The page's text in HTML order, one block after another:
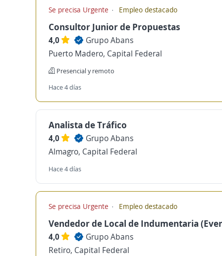
Se precisa Urgente Empleo destacado
Consultor Junior de Propuestas
4,0
Grupo Abans
Puerto Madero, Capital Federal
Presencial y remoto
Hace 4 días
Analista de Tráfico
4,0
Grupo Abans
Almagro, Capital Federal
Hace 4 días
Se precisa Urgente Empleo destacado
Vendedor de Local de Indumentaria
4,0
Grupo Abans
Retiro, Capital Federal